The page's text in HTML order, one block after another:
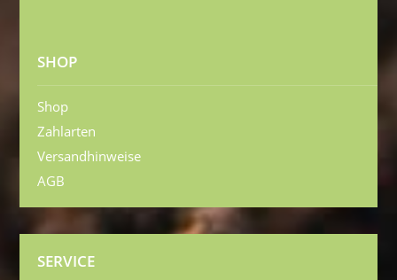
SHOP
Shop
Zahlarten
Versandhinweise
AGB
SERVICE